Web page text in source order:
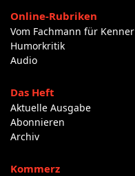
Online-Rubriken
Vom Fachmann für Kenner
Humorkritik
Audio
Das Heft
Aktuelle Ausgabe
Abonnieren
Archiv
Kommerz